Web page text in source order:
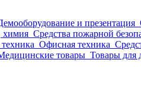
и презентация
химия Средства пожарной
Офисная техника
товары Товары для